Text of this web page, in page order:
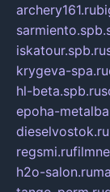
archery161.ru
iskatour.spb.ru
krygeva-spa.ru
hl-beta.spb.ru
epoha-
dieselvostok.ru
regsmi.ru
h2o-salon.ru